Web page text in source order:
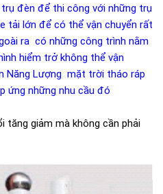
đèn để thi công với những trụ
tải lớn để có thể vận chuyển rất
ra có những công trình nằm
hiểm trở không thể vận
Năng Lượng mặt trời tháo ráp
ứng những nhu cầu đó
tăng giảm mà không cần phải